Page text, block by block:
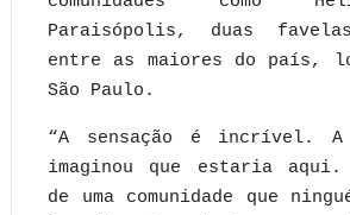
Paraisópolis, duas
entre as maiores do país,
São Paulo.
“A sensação é incrível. A
imaginou que estaria aqui.
de uma comunidade que